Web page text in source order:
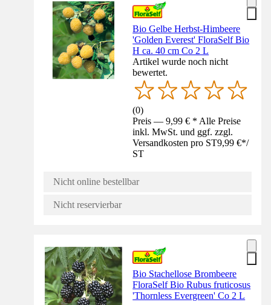
Bio Gelbe Herbst-Himbeere
'Golden Everest' FloraSelf Bio
H ca. 40 cm Co 2 L
Artikel wurde noch nicht
bewertet.
(0)
Preis — 9,99 € * Alle Preise
inkl. MwSt. und ggf. zzgl.
Versandkosten pro ST9,99 €*/
ST
Nicht online bestellbar
Nicht reservierbar
Bio Stachellose Brombeere
FloraSelf Bio Rubus fruticosus
'Thornless Evergreen' Co 2 L